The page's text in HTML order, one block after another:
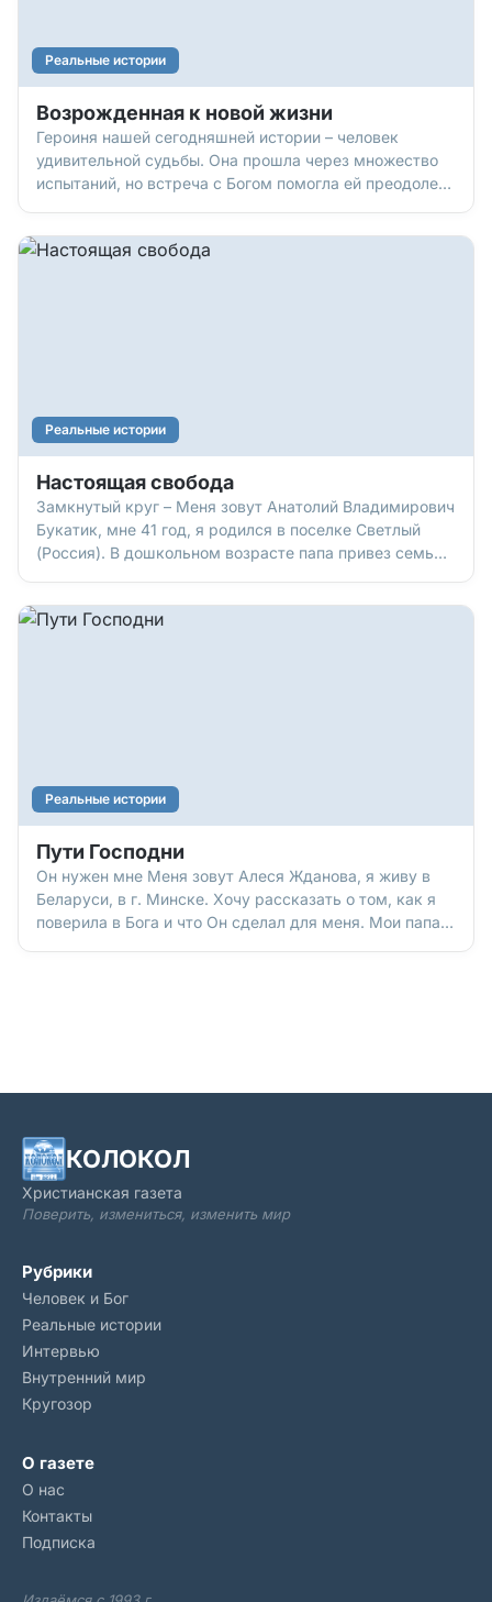
Реальные истории
Возрожденная к новой жизни
Героиня нашей сегодняшней истории – человек
удивительной судьбы. Она прошла через множество
испытаний, но встреча с Богом помогла ей преодолеть
агрогородке Засковичи (Минская область, Беларусь).
Реальные истории
Настоящая свобода
Замкнутый круг – Меня зовут Анатолий Владимирович
Букатик, мне 41 год, я родился в поселке Светлый
(Россия). В дошкольном возрасте папа привез семью
стать взрослым, и я подражал всему, что видел
Реальные истории
Пути Господни
Он нужен мне Меня зовут Алеся Жданова, я живу в
Беларуси, в г. Минске. Хочу рассказать о том, как я
поверила в Бога и что Он сделал для меня. Мои папа и
КОЛОКОЛ
Христианская газета
Поверить, измениться, изменить мир
Рубрики
Человек и Бог
Реальные истории
Интервью
Внутренний мир
Кругозор
О газете
О нас
Контакты
Подписка